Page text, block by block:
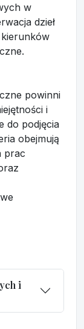
w
dzieł
powinni
i
do podjęcia
obejmują
prac
i